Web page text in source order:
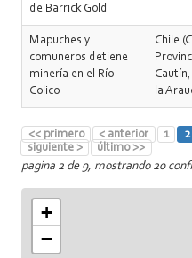
de Barrick Gold
Mapuches y
comuneros detiene
minería en el Río
Colico
Chile
la
<< primero < anterior 1 2
siguiente >
último >>
pagina 2 de 9, mostrando 20
+
−